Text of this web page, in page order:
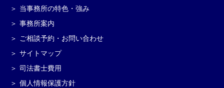
当事務所の特色・強み
事務所案内
ご相談予約・お問い合わせ
サイトマップ
司法書士費用
個人情報保護方針